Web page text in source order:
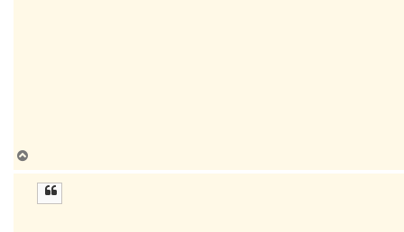
ا